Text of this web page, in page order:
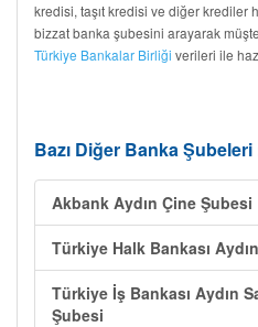
kredisi, taşıt kredisi ve diğer krediler
bizzat banka şubesini arayarak
Türkiye Bankalar Birliği verileri ile
Bazı Diğer Banka Şubeleri
Akbank Aydın Çine Şubesi
Türkiye Halk Bankası
Türkiye İş Bankası Aydın
Şubesi